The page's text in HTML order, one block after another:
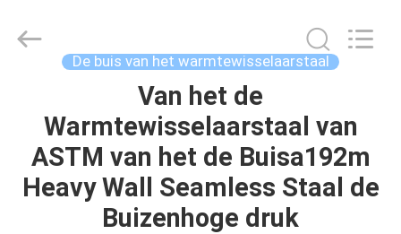
PRODUCTEN
ONGEVEER
Joyruns
Steel
De buis van het warmtewisselaarstaal
Van het de
Warmtewisselaarstaal van
ASTM van het de Buisa192m
Heavy Wall Seamless Staal de
Buizenhoge druk